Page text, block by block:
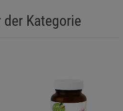
Kategorie